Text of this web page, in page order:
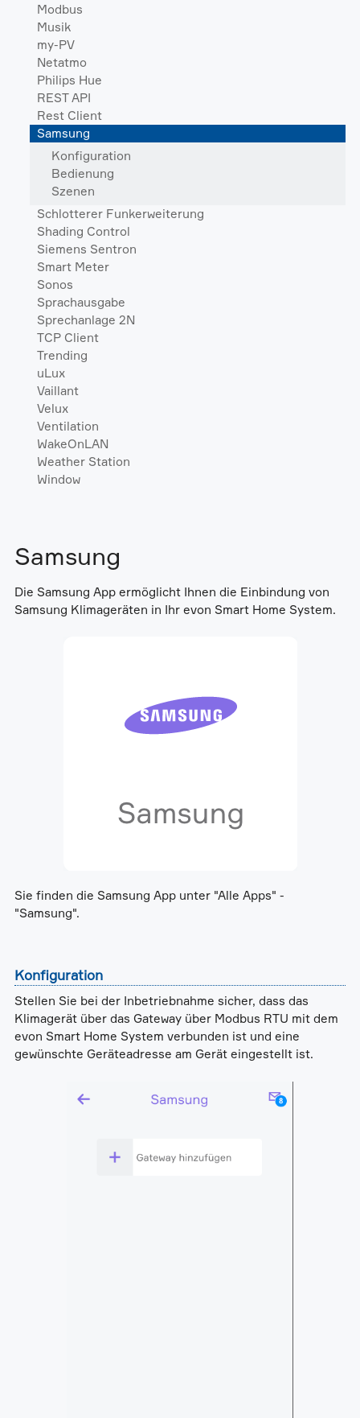
Modbus
Musik
my-PV
Netatmo
Philips Hue
REST API
Rest Client
Samsung
Konfiguration
Bedienung
Szenen
Schlotterer Funkerweiterung
Shading Control
Siemens Sentron
Smart Meter
Sonos
Sprachausgabe
Sprechanlage 2N
TCP Client
Trending
uLux
Vaillant
Velux
Ventilation
WakeOnLAN
Weather Station
Window
Samsung
Die Samsung App ermöglicht Ihnen die Einbindung von
Samsung Klimageräten in Ihr evon Smart Home System.
Sie finden die Samsung App unter "Alle Apps" -
"Samsung".
Konfiguration
Stellen Sie bei der Inbetriebnahme sicher, dass das
Klimagerät über das Gateway über Modbus RTU mit dem
evon Smart Home System verbunden ist und eine
gewünschte Geräteadresse am Gerät eingestellt ist.